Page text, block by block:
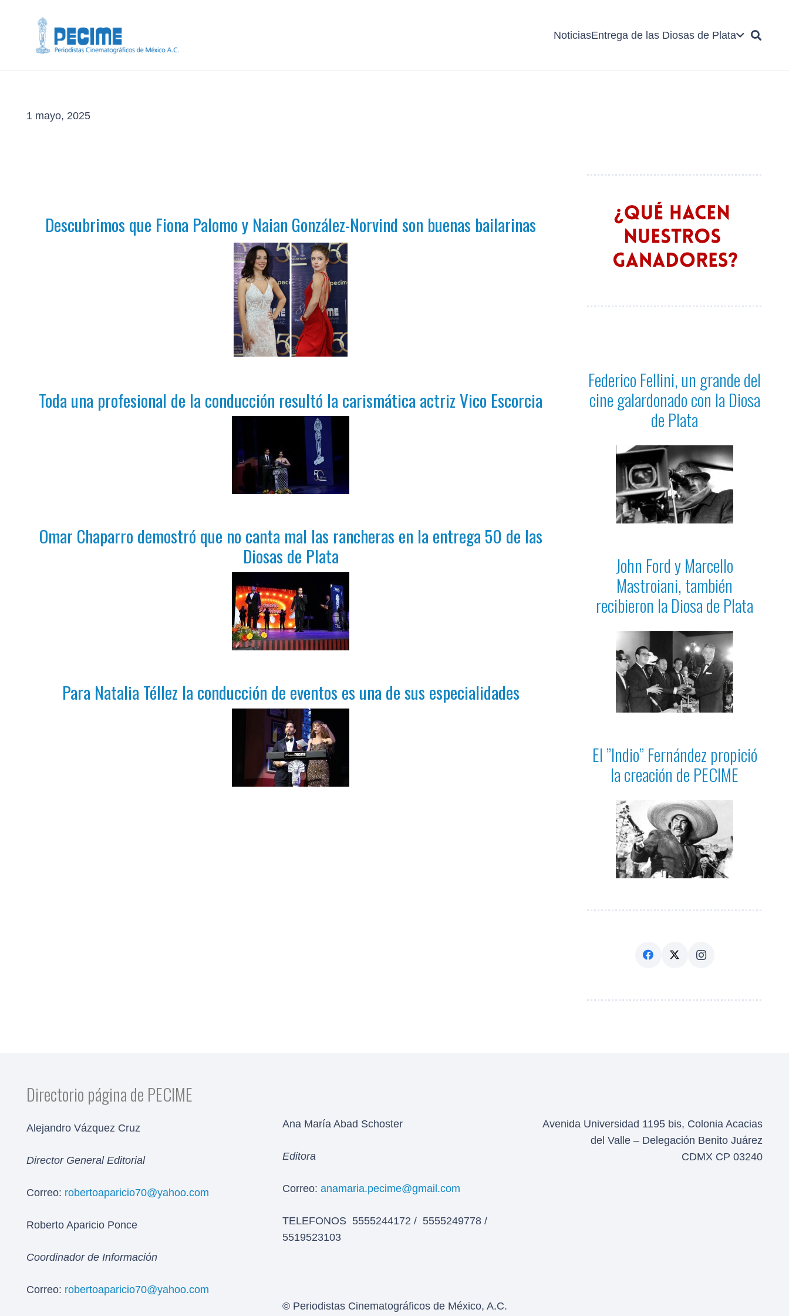
NoticiasEntrega de las Diosas de Plata
1 mayo, 2025
Descubrimos que Fiona Palomo y Naian González-Norvind son buenas bailarinas
Toda una profesional de la conducción resultó la carismática actriz Vico Escorcia
Omar Chaparro demostró que no canta mal las rancheras en la entrega 50 de las
Diosas de Plata
Para Natalia Téllez la conducción de eventos es una de sus especialidades
Federico Fellini, un grande del
cine galardonado con la Diosa
de Plata
John Ford y Marcello
Mastroiani, también
recibieron la Diosa de Plata
El ”Indio” Fernández propició
la creación de PECIME
Directorio página de PECIME
Alejandro Vázquez Cruz
Director General Editorial
Correo: robertoaparicio70@yahoo.com
Roberto Aparicio Ponce
Coordinador de Información
Correo: robertoaparicio70@yahoo.com
Ana María Abad Schoster
Editora
Correo: anamaria.pecime@gmail.com
TELEFONOS 5555244172 / 5555249778 /
5519523103
Avenida Universidad 1195 bis, Colonia Acacias
del Valle – Delegación Benito Juárez
CDMX CP 03240
© Periodistas Cinematográficos de México, A.C.